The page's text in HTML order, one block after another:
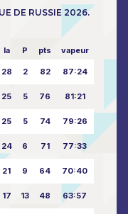
DE RUSSIE 2026.
la P pts vapeur
28 2 82 87:24
25 5 76 81:21
25 5 74 79:26
24 6 71 77:33
21 9 64 70:40
17 13 48 63:57